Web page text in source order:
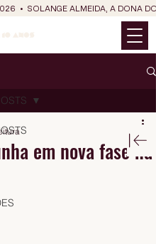
•  SOLANGE ALMEIDA, A DONA
em nova fase na